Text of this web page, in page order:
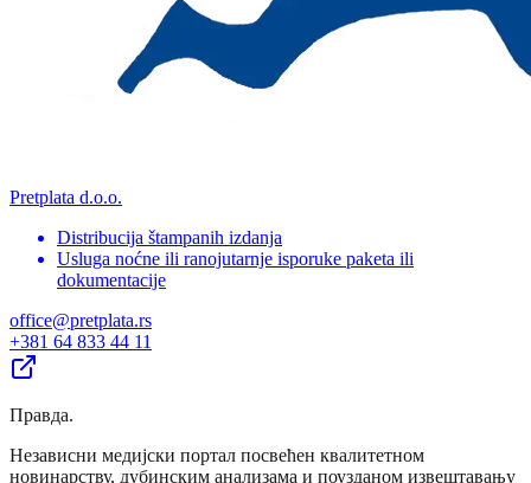
Pretplata d.o.o.
Distribucija štampanih izdanja
Usluga noćne ili ranojutarnje isporuke paketa ili
dokumentacije
office@pretplata.rs
+381 64 833 44 11
Правда.
Независни медијски портал посвећен квалитетном
новинарству, дубинским анализама и поузданом извештавању